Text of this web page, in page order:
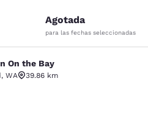
Agotada
para las fechas seleccionadas
Bay
On the Bay
, WA
39.86 km
3.94 estrellas. Bueno. 1782 reseñas